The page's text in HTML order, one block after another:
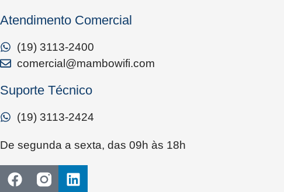
Atendimento Comercial
(19) 3113-2400
comercial@mambowifi.com
Suporte Técnico
(19) 3113-2424
De segunda a sexta, das 09h às 18h